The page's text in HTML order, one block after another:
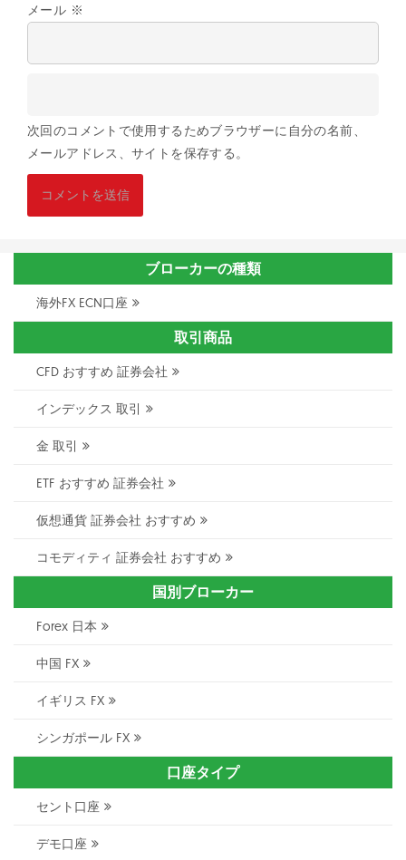
メール ※
次回のコメントで使用するためブラウザーに自分の名前、
メールアドレス、サイトを保存する。
ブローカーの種類
海外FX ECN口座
取引商品
CFD おすすめ 証券会社
インデックス 取引
金 取引
ETF おすすめ 証券会社
仮想通貨 証券会社 おすすめ
コモディティ 証券会社 おすすめ
国別ブローカー
Forex 日本
中国 FX
イギリス FX
シンガポール FX
口座タイプ
セント口座
デモ口座